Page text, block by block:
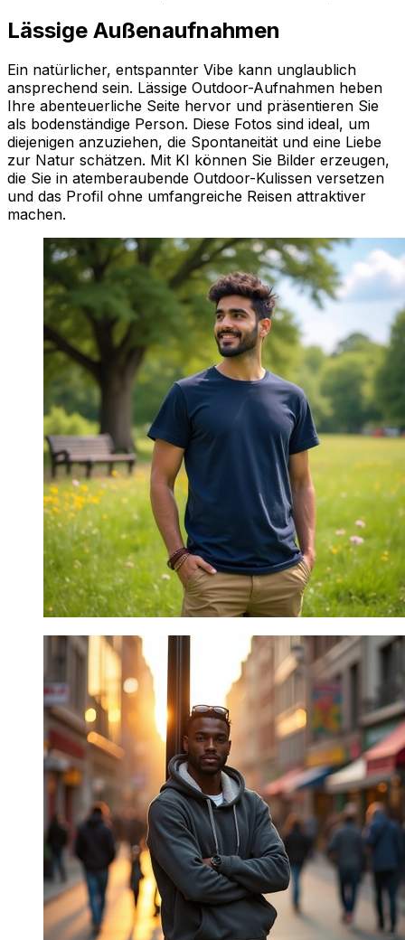
Lässige Außenaufnahmen
Ein natürlicher, entspannter Vibe kann unglaublich
ansprechend sein. Lässige Outdoor-Aufnahmen heben
Ihre abenteuerliche Seite hervor und präsentieren Sie
als bodenständige Person. Diese Fotos sind ideal, um
diejenigen anzuziehen, die Spontaneität und eine Liebe
zur Natur schätzen. Mit KI können Sie Bilder erzeugen,
die Sie in atemberaubende Outdoor-Kulissen versetzen
und das Profil ohne umfangreiche Reisen attraktiver
machen.